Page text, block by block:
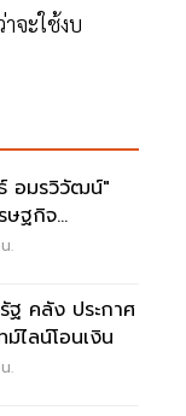
จะใช้งบ
อมรวิวัฒน์"
ษฐกิจ
.
ฐ คลัง ประกาศ
ไลน์โอนเงิน
.